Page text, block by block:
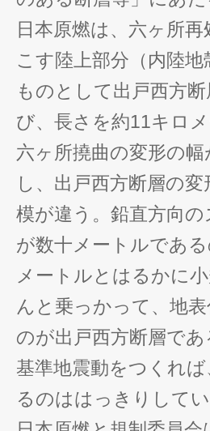
日本原燃は、六ヶ所
こす陸上部分（内陸
ものとして出戸西方
び、長さを約11キロ
六ヶ所撓曲の変形の
し、出戸西方断層の
模が違う。鉛直方向
が数十メートルであ
メートルとはるかに
んと乗っかって、地
のが出戸西方断層で
基準地震動をつくれ
るのははっきりしてい